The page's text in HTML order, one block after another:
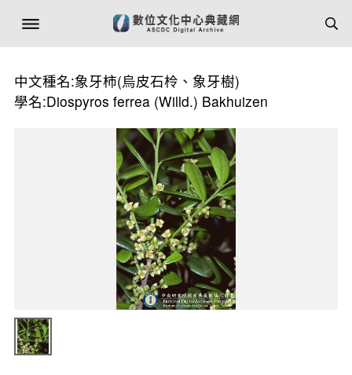
中文種名:象牙柿(烏皮石柃、象牙樹)
學名:Diospyros ferrea (Willd.) Bakhuizen